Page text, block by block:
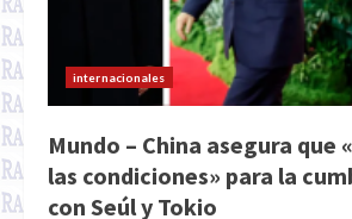
internacionales
Mundo – China asegura que
las condiciones» para la
con Seúl y Tokio